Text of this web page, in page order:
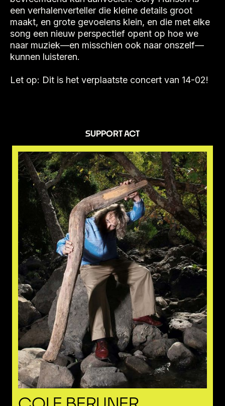
een verhalenverteller die kleine details groot
maakt, en grote gevoelens klein, en die met elke
song een nieuw perspectief opent op hoe we
naar muziek—en misschien ook naar onszelf—
kunnen luisteren.
Let op: Dit is het verplaatste concert van 14-02!
SUPPORT ACT